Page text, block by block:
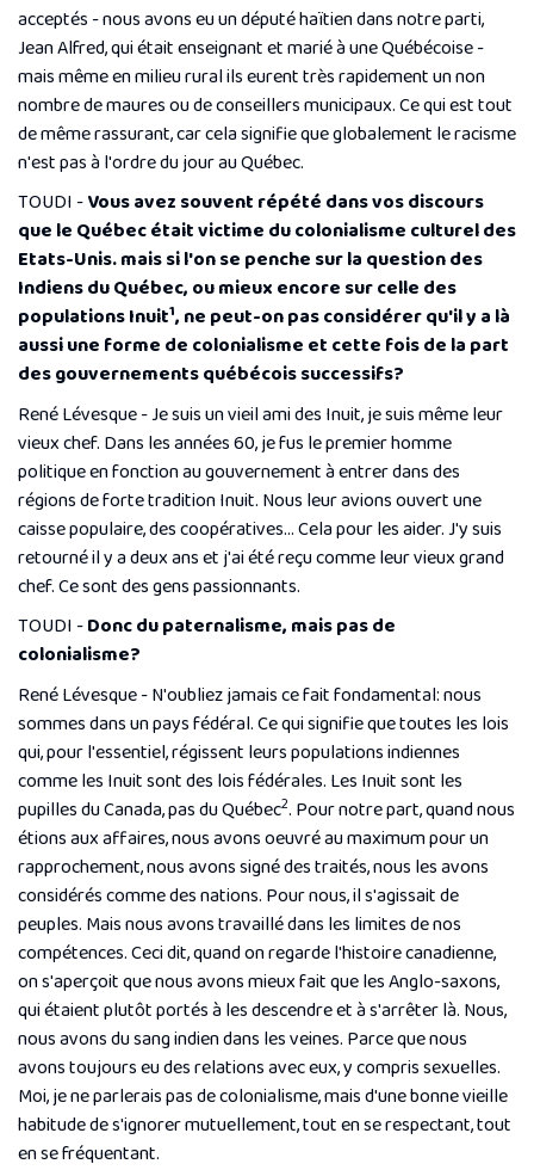
acceptés - nous avons eu un député haïtien dans notre parti,
Jean Alfred, qui était enseignant et marié à une Québécoise -
mais même en milieu rural ils eurent très rapidement un non
nombre de maures ou de conseillers municipaux. Ce qui est tout
de même rassurant, car cela signifie que globalement le racisme
n'est pas à l'ordre du jour au Québec.
TOUDI -Vous avez souvent répété dans vos discours
que le Québec était victime du colonialisme culturel des
Etats-Unis. mais si l'on se penche sur la question des
Indiens du Québec, ou mieux encore sur celle des
populations Inuit1, ne peut-on pas considérer qu'il y a là
aussi une forme de colonialisme et cette fois de la part
des gouvernements québécois successifs?
René Lévesque - Je suis un vieil ami des Inuit, je suis même leur
vieux chef. Dans les années 60, je fus le premier homme
politique en fonction au gouvernement à entrer dans des
régions de forte tradition Inuit. Nous leur avions ouvert une
caisse populaire, des coopératives... Cela pour les aider. J'y suis
retourné il y a deux ans et j'ai été reçu comme leur vieux grand
chef. Ce sont des gens passionnants.
TOUDI -Donc du paternalisme, mais pas de
colonialisme?
René Lévesque - N'oubliez jamais ce fait fondamental: nous
sommes dans un pays fédéral. Ce qui signifie que toutes les lois
qui, pour l'essentiel, régissent leurs populations indiennes
comme les Inuit sont des lois fédérales. Les Inuit sont les
pupilles du Canada, pas du Québec2. Pour notre part, quand nous
étions aux affaires, nous avons oeuvré au maximum pour un
rapprochement, nous avons signé des traités, nous les avons
considérés comme des nations. Pour nous, il s'agissait de
peuples. Mais nous avons travaillé dans les limites de nos
compétences. Ceci dit, quand on regarde l'histoire canadienne,
on s'aperçoit que nous avons mieux fait que les Anglo-saxons,
qui étaient plutôt portés à les descendre et à s'arrêter là. Nous,
nous avons du sang indien dans les veines. Parce que nous
avons toujours eu des relations avec eux, y compris sexuelles.
Moi, je ne parlerais pas de colonialisme, mais d'une bonne vieille
habitude de s'ignorer mutuellement, tout en se respectant, tout
en se fréquentant.